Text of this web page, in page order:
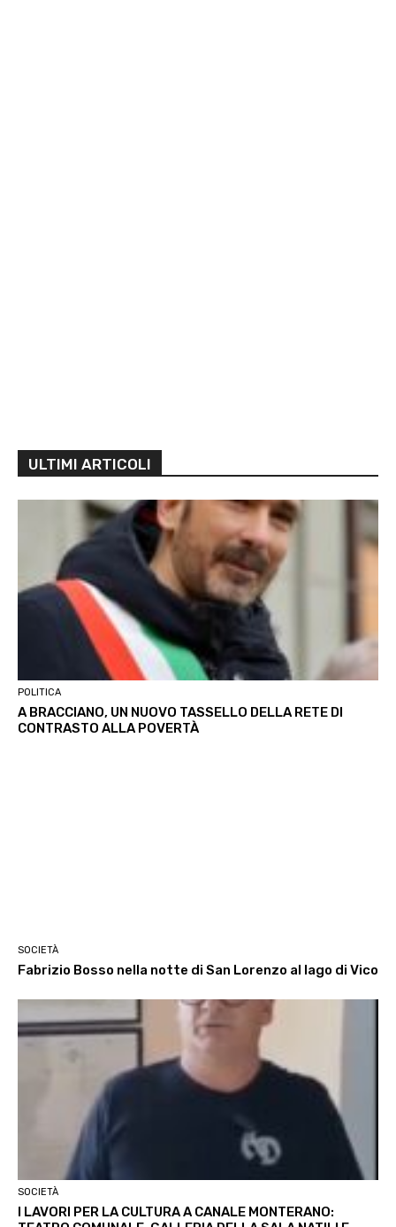
ULTIMI ARTICOLI
POLITICA
A BRACCIANO, UN NUOVO TASSELLO DELLA RETE DI
CONTRASTO ALLA POVERTÀ
SOCIETÀ
Fabrizio Bosso nella notte di San Lorenzo al lago di Vico
SOCIETÀ
I LAVORI PER LA CULTURA A CANALE MONTERANO: